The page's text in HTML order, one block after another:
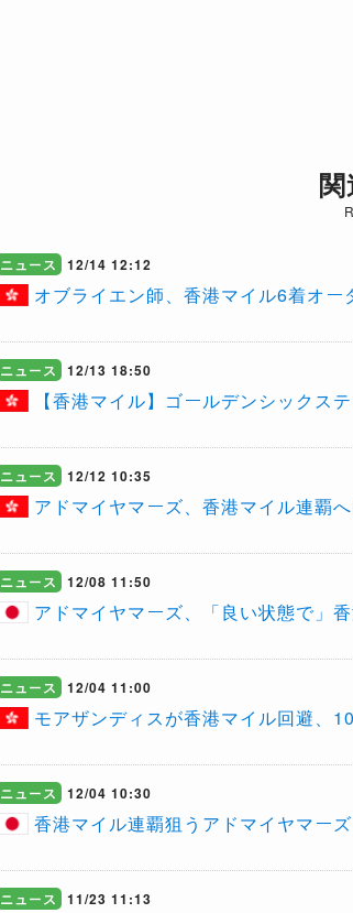
ニュース 12/14 12:12
オブライエン師、香港マイル6着オ
ニュース 12/13 18:50
【香港マイル】ゴールデンシックス
ニュース 12/12 10:35
アドマイヤマーズ、香港マイル連覇
ニュース 12/08 11:50
アドマイヤマーズ、「良い状態で」
ニュース 12/04 11:00
モアザンディスが香港マイル回避、
ニュース 12/04 10:30
香港マイル連覇狙うアドマイヤマー
ニュース 11/23 11:13